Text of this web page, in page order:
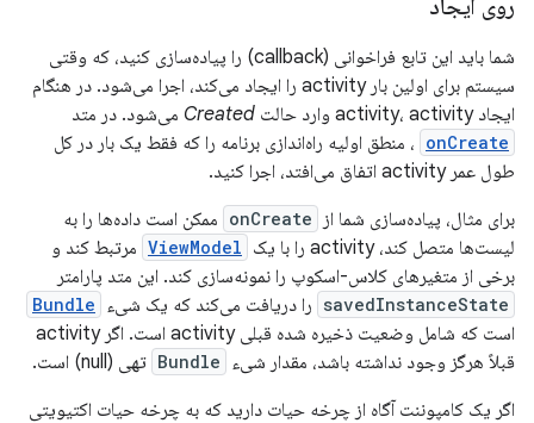
روی ایجاد
شما باید این تابع فراخوانی (callback) را پیاده‌سازی کنید، که وقتی
سیستم برای اولین بار activity را ایجاد می‌کند، اجرا می‌شود. در هنگام
ایجاد activity، activity وارد حالت
Created می‌شود. در متد
onCreate ، منطق اولیه راه‌اندازی برنامه را که فقط یک بار در کل
طول عمر activity اتفاق می‌افتد، اجرا کنید.
برای مثال، پیاده‌سازی شما از
onCreate ممکن است داده‌ها را به
لیست‌ها متصل کند، activity را با یک
ViewModel مرتبط کند و
برخی از متغیرهای کلاس-اسکوپ را نمونه‌سازی کند. این متد پارامتر
savedInstanceState را دریافت می‌کند که یک شیء Bundle
است که شامل وضعیت ذخیره شده قبلی activity است. اگر activity
قبلاً هرگز وجود نداشته باشد، مقدار شیء
Bundle تهی (null) است.
اگر یک کامپوننت آگاه از چرخه حیات دارید که به چرخه حیات اکتیویتی